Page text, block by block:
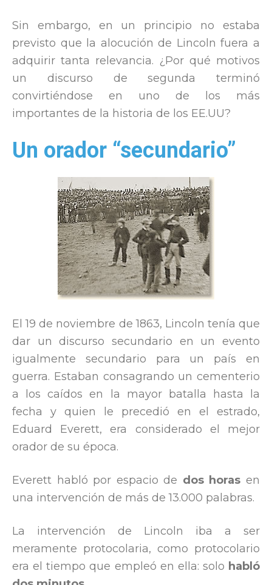
Sin embargo, en un principio no estaba
previsto que la alocución de Lincoln fuera a
adquirir tanta relevancia. ¿Por qué motivos
un discurso de segunda terminó
convirtiéndose en uno de los más
importantes de la historia de los EE.UU?
Un orador “secundario”
El 19 de noviembre de 1863, Lincoln tenía que
dar un discurso secundario en un evento
igualmente secundario para un país en
guerra. Estaban consagrando un cementerio
a los caídos en la mayor batalla hasta la
fecha y quien le precedió en el estrado,
Eduard Everett, era considerado el mejor
orador de su época.
Everett habló por espacio de dos horas en
una intervención de más de 13.000 palabras.
La intervención de Lincoln iba a ser
meramente protocolaria, como protocolario
era el tiempo que empleó en ella: solo habló